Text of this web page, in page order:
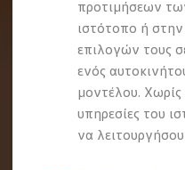
προτιμήσεων
ιστότοπο ή
επιλογών τους
ενός
μοντέλου.
υπηρεσίες του
να
Μύθοι &
Πού μπορώ
Πόσο
Πώς μπορώ
Πώς μπορώ
Η αντλία
Η
Το σύστημα
Διαθέσιμα νέα και
Διαθέσιμα νέα